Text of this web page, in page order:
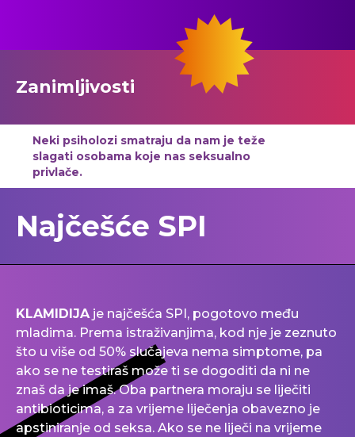
Zanimljivosti
Neki psiholozi smatraju da nam je teže
slagati osobama koje nas seksualno
privlače.
Najčešće SPI
KLAMIDIJAje najčešća SPI, pogotovo među
mladima. Prema istraživanjima, kod nje je zeznuto
što u više od 50% slučajeva nema simptome, pa
ako se ne testiraš može ti se dogoditi da ni ne
znaš da je imaš. Oba partnera moraju se liječiti
antibioticima, a za vrijeme liječenja obavezno je
apstiniranje od seksa. Ako se ne liječi na vrijeme